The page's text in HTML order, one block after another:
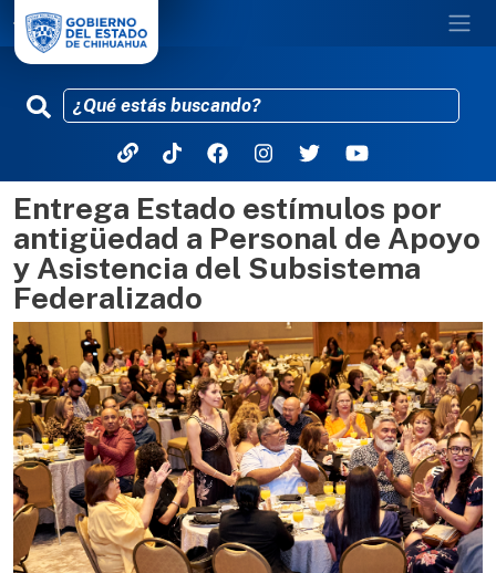
Pasar al contenido principal
Entrega Estado estímulos por
antigüedad a Personal de Apoyo
y Asistencia del Subsistema
Federalizado